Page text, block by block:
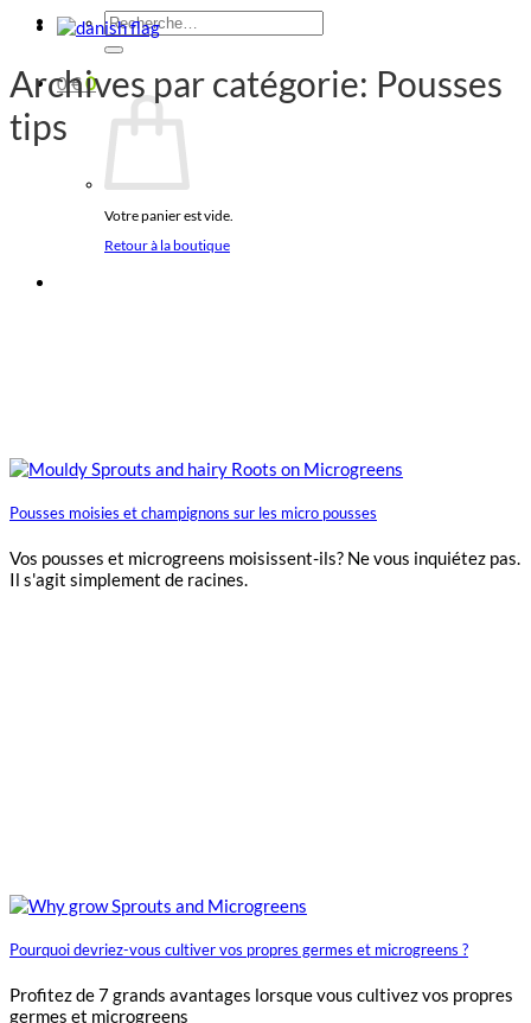
Recherche
pour :
0€0
Votre panier est vide.
Retour à la boutique
Archives par catégorie: Pousses
tips
Pousses moisies et champignons sur les micro pousses
Vos pousses et microgreens moisissent-ils? Ne vous inquiétez pas.
Il s'agit simplement de racines.
Pourquoi devriez-vous cultiver vos propres germes et microgreens ?
Profitez de 7 grands avantages lorsque vous cultivez vos propres
germes et microgreens